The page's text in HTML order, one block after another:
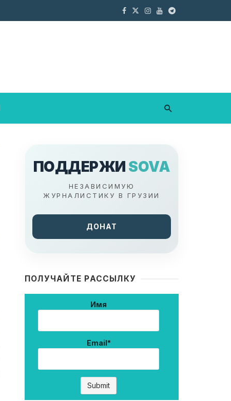
ПОДДЕРЖИ SOVA
НЕЗАВИСИМУЮ
ЖУРНАЛИСТИКУ В ГРУЗИИ
ДОНАТ
ПОЛУЧАЙТЕ РАССЫЛКУ
Имя
Email*